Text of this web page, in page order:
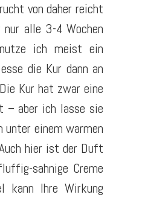
von daher reicht
alle 3-4 Wochen
ich meist ein
die Kur dann an
Kur hat zwar eine
– aber ich lasse sie
einem warmen
hier ist der Duft
sahnige Creme
kann Ihre Wirkung